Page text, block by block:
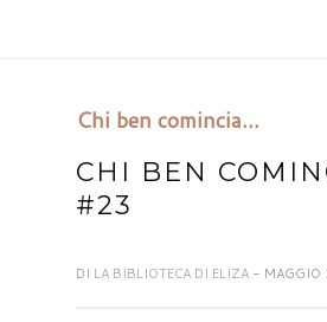
Chi ben comincia...
CHI BEN
#23
DI LA BIBLIOTECA DI ELIZA - MAGGIO